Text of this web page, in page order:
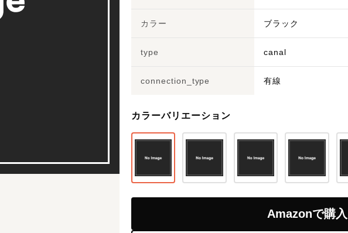
カラー ブラック
type canal
connection_type 有線
カラーバリエーション
Amazonで購入